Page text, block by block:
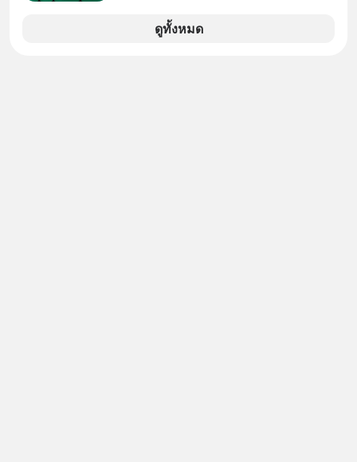
อะไรบ้าง ควรดู ตรงไหน ทำอย่างไร ถึง
จะดีกับเรา แล้วเราควรรู้ข้อมูลอะไร
ดูทั้งหมด